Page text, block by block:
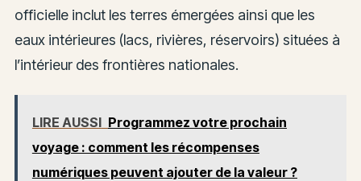
officielle inclut les terres émergées ainsi que les
eaux intérieures (lacs, rivières, réservoirs) situées à
l’intérieur des frontières nationales.
LIRE AUSSI Programmez votre prochain
voyage : comment les récompenses
numériques peuvent ajouter de la valeur ?